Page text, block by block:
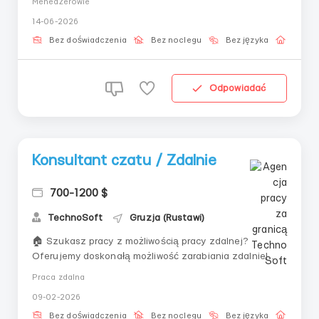
платной платформе. Ваши тексты и изображения
помогают удерживать внимание, увеличивая доход.
Menedżerowie
14-06-2026
Bez doświadczenia Bez noclegu Bez języka
Odpowiadać
Konsultant czatu / Zdalnie
700-1200 $
TechnoSoft Gruzja (Rustawi)
🏠 Szukasz pracy z możliwością pracy zdalnej?
Oferujemy doskonałą możliwość zarabiania zdalnie!
Terminowe wypłaty;• Premie za osiągnięcia.🔳 Co jest
wymagane: &nbs...
Praca zdalna
09-02-2026
Bez doświadczenia Bez noclegu Bez języka